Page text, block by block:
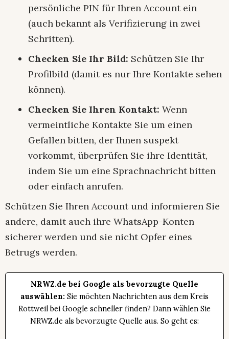
persönliche PIN für Ihren Account ein
(auch bekannt als Verifizierung in zwei
Schritten).
Checken Sie Ihr Bild: Schützen Sie Ihr
Profilbild (damit es nur Ihre Kontakte sehen
können).
Checken Sie Ihren Kontakt: Wenn
vermeintliche Kontakte Sie um einen
Gefallen bitten, der Ihnen suspekt
vorkommt, überprüfen Sie ihre Identität,
indem Sie um eine Sprachnachricht bitten
oder einfach anrufen.
Schützen Sie Ihren Account und informieren Sie
andere, damit auch ihre WhatsApp-Konten
sicherer werden und sie nicht Opfer eines
Betrugs werden.
NRWZ.de bei Google als bevorzugte Quelle
auswählen: Sie möchten Nachrichten aus dem Kreis
Rottweil bei Google schneller finden? Dann wählen Sie
NRWZ.de als bevorzugte Quelle aus. So geht es: